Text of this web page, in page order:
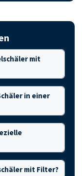
mit
in einer
mit Filter?